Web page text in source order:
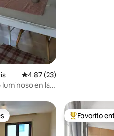
Calificación promedio: 4.87
4.87 (23)
en la
Favorito
Favorito